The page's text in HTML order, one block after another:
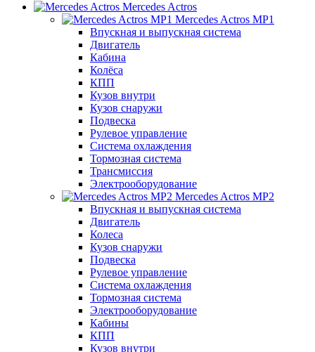
Mercedes Actros
Mercedes Actros MP1
Впускная и выпускная система
Двигатель
Кабина
Колёса
КПП
Кузов внутри
Кузов снаружи
Подвеска
Рулевое управление
Система охлаждения
Тормозная система
Трансмиссия
Электрооборудование
Mercedes Actros MP2
Впускная и выпускная система
Двигатель
Колеса
Кузов снаружи
Подвеска
Рулевое управление
Система охлаждения
Тормозная система
Электрооборудование
Кабины
КПП
Кузов внутри